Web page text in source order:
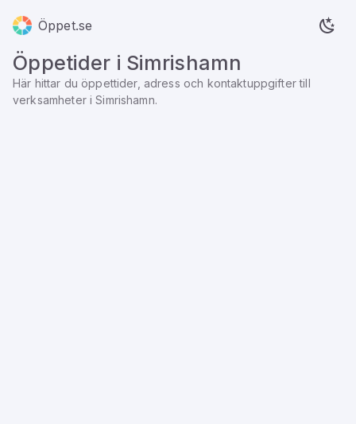
Öppet.se
Öppetider i Simrishamn
Här hittar du öppettider, adress och kontaktuppgifter till
verksamheter iSimrishamn.